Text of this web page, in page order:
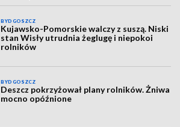
BYDGOSZCZ
Kujawsko-Pomorskie walczy z suszą. Niski
stan Wisły utrudnia żeglugę i niepokoi
rolników
BYDGOSZCZ
Deszcz pokrzyżował plany rolników. Żniwa
mocno opóźnione